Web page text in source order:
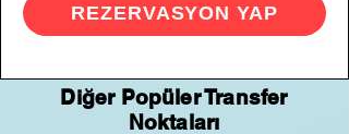
REZERVASYON YAP
Diğer Popüler Transfer
Noktaları